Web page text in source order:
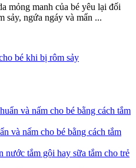
mỏng manh của bé yêu lại đối
sảy, ngứa ngáy và mẩn ...
bé khi bị rôm sảy
và nấm cho bé bằng cách tắm